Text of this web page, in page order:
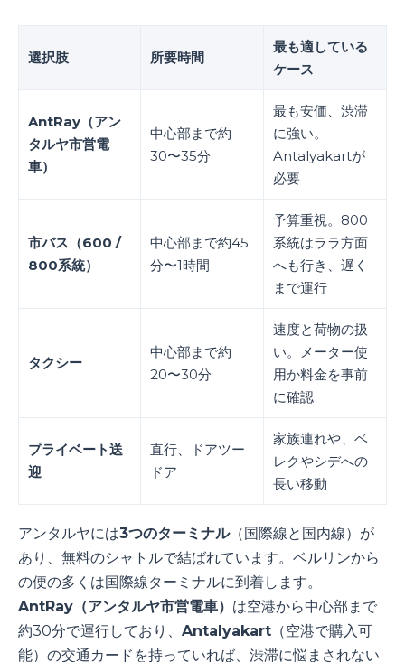
選択肢 所要時間
最も適している
ケース
AntRay（アン
タルヤ市営電
車）
中心部まで約
30〜35分
最も安価、渋滞
に強い。
Antalyakartが
必要
市バス（600 /
800系統）
中心部まで約45
分〜1時間
予算重視。800
系統はララ方面
へも行き、遅く
まで運行
タクシー
中心部まで約
20〜30分
速度と荷物の扱
い。メーター使
用か料金を事前
に確認
プライベート送
迎
直行、ドアツー
ドア
家族連れや、ベ
レクやシデへの
長い移動
アンタルヤには3つのターミナル（国際線と国内線）が
あり、無料のシャトルで結ばれています。ベルリンから
の便の多くは国際線ターミナルに到着します。
AntRay（アンタルヤ市営電車） は空港から中心部まで
約30分で運行しており、 Antalyakart （空港で購入可
能）の交通カードを持っていれば、渋滞に悩まされない